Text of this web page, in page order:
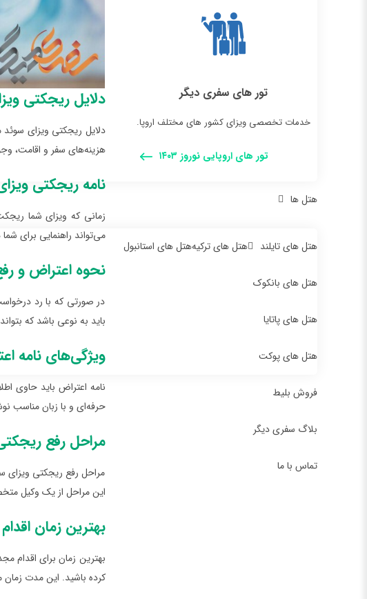
تور های سفری دیگر
خدمات تخصصی ویزای کشور های مختلف اروپا.
تور های اروپایی نوروز ۱۴۰۳
هتل ها
هتل های تایلند
هتل های بانکوک
هتل های پاتایا
هتل های پوکت
هتل های ترکیههتل های استانبول
فروش بلیط
بلاگ سفری دیگر
تماس با ما
دلایل ریجکتی
دلایل ریجکتی ویزای
هزینه‌های سفر و اقامت،
نامه ریجکتی
زمانی که ویزای شما
می‌تواند راهنمایی برای
نحوه اعتراض و
در صورتی که با رد
باید به نوعی باشد که
ویژگی‌های نامه
نامه اعتراض باید حاوی
حرفه‌ای و با زبان مناسب
مراحل رفع
مراحل رفع ریجکتی ویزای
این مراحل از یک وکیل
بهترین زمان
بهترین زمان برای اقدام
کرده باشید. این مدت